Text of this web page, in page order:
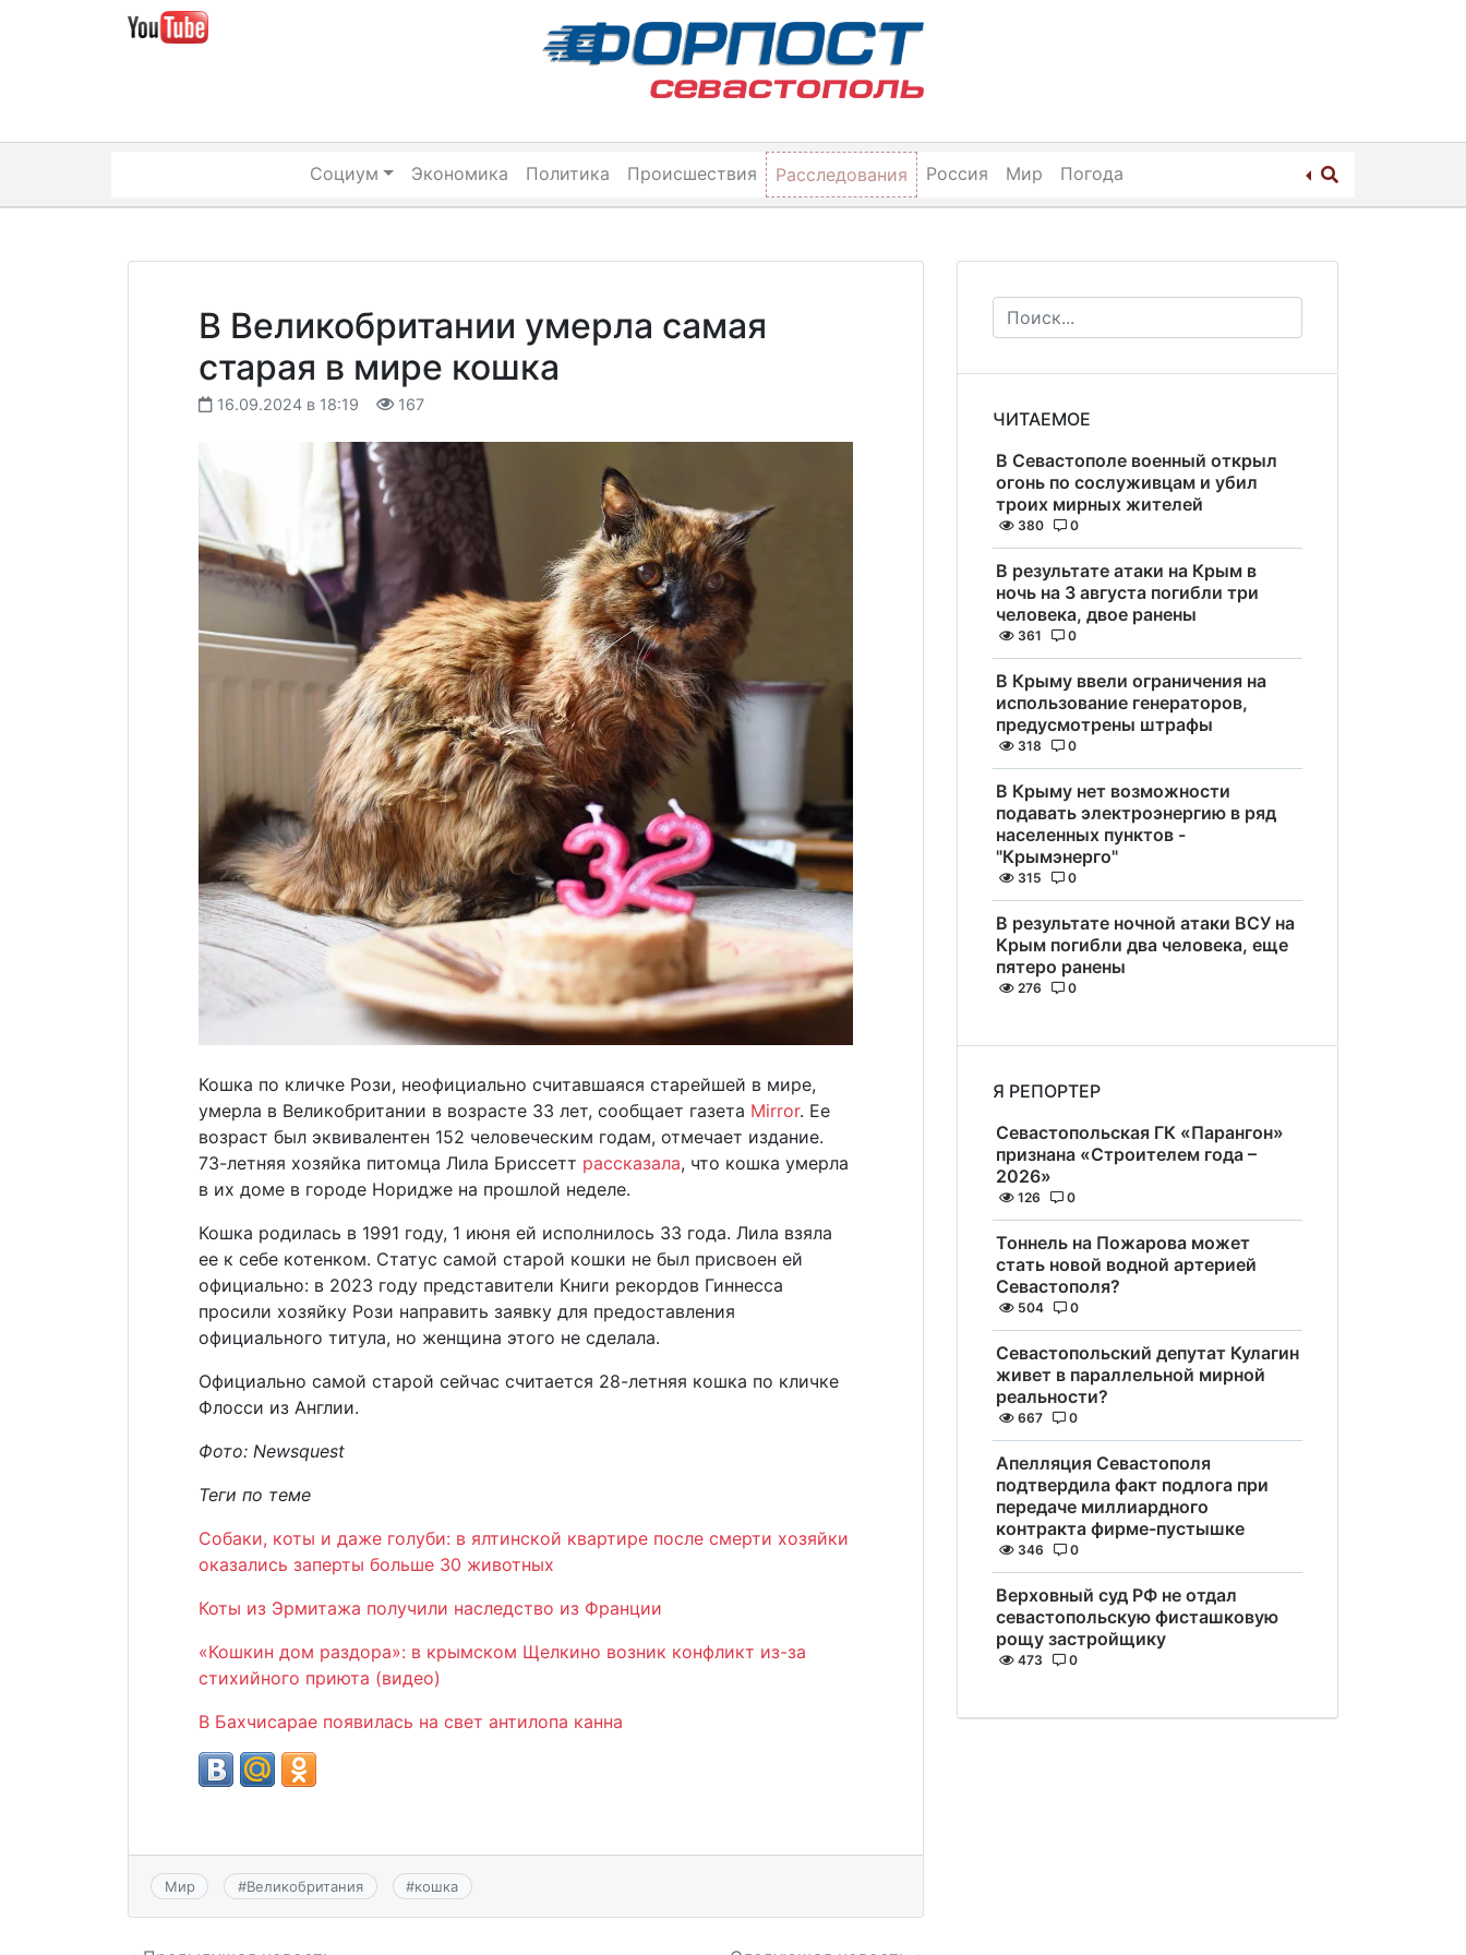
Социум Экономика Политика Происшествия Расследования Россия Мир Погода
В Великобритании умерла самая
старая в мире кошка
16.09.2024 в 18:19 167
Кошка по кличке Рози, неофициально считавшаяся старейшей в мире,
умерла в Великобритании в возрасте 33 лет, сообщает газета Mirror. Ее
возраст был эквивалентен 152 человеческим годам, отмечает издание.
73-летняя хозяйка питомца Лила Бриссетт рассказала, что кошка умерла
в их доме в городе Норидже на прошлой неделе.
Кошка родилась в 1991 году, 1 июня ей исполнилось 33 года. Лила взяла
ее к себе котенком. Статус самой старой кошки не был присвоен ей
официально: в 2023 году представители Книги рекордов Гиннесса
просили хозяйку Рози направить заявку для предоставления
официального титула, но женщина этого не сделала.
Официально самой старой сейчас считается 28-летняя кошка по кличке
Флосси из Англии.
Фото: Newsquest
Теги по теме
Собаки, коты и даже голуби: в ялтинской квартире после смерти хозяйки
оказались заперты больше 30 животных
Коты из Эрмитажа получили наследство из Франции
«Кошкин дом раздора»: в крымском Щелкино возник конфликт из-за
стихийного приюта (видео)
В Бахчисарае появилась на свет антилопа канна
Мир #Великобритания #кошка
ЧИТАЕМОЕ
В Севастополе военный открыл
огонь по сослуживцам и убил
троих мирных жителей
380 0
В результате атаки на Крым в
ночь на 3 августа погибли три
человека, двое ранены
361 0
В Крыму ввели ограничения на
использование генераторов,
предусмотрены штрафы
318 0
В Крыму нет возможности
подавать электроэнергию в ряд
населенных пунктов -
"Крымэнерго"
315 0
В результате ночной атаки ВСУ на
Крым погибли два человека, еще
пятеро ранены
276 0
Я РЕПОРТЕР
Севастопольская ГК «Парангон»
признана «Строителем года –
2026»
126 0
Тоннель на Пожарова может
стать новой водной артерией
Севастополя?
504 0
Севастопольский депутат Кулагин
живет в параллельной мирной
реальности?
667 0
Апелляция Севастополя
подтвердила факт подлога при
передаче миллиардного
контракта фирме-пустышке
346 0
Верховный суд РФ не отдал
севастопольскую фисташковую
рощу застройщику
473 0